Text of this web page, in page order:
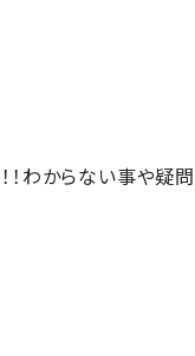
わからない事や疑